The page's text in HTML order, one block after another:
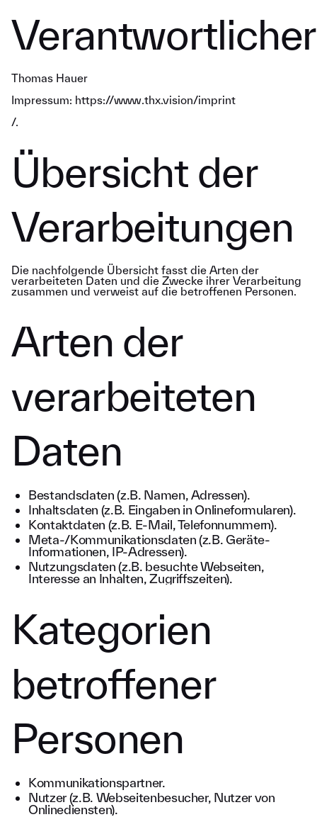
Verantwortlicher
Thomas Hauer
Impressum: https://www.thx.vision/imprint
/.
Übersicht der
Verarbeitungen
Die nachfolgende Übersicht fasst die Arten der
verarbeiteten Daten und die Zwecke ihrer Verarbeitung
zusammen und verweist auf die betroffenen Personen.
Arten der
verarbeiteten
Daten
Bestandsdaten (z.B. Namen, Adressen).
Inhaltsdaten (z.B. Eingaben in Onlineformularen).
Kontaktdaten (z.B. E-Mail, Telefonnummern).
Meta-/Kommunikationsdaten (z.B. Geräte-
Informationen, IP-Adressen).
Nutzungsdaten (z.B. besuchte Webseiten,
Interesse an Inhalten, Zugriffszeiten).
Kategorien
betroffener
Personen
Kommunikationspartner.
Nutzer (z.B. Webseitenbesucher, Nutzer von
Onlinediensten).